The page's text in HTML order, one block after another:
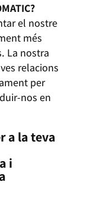
el nostre
més
La nostra
relacions
per
nos en
a la teva
i